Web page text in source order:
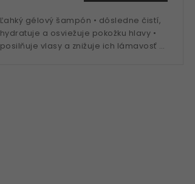
Ľahký gélový šampón • dôsledne čistí,
hydratuje a osviežuje pokožku hlavy •
posilňuje vlasy a znižuje ich lámavosť •